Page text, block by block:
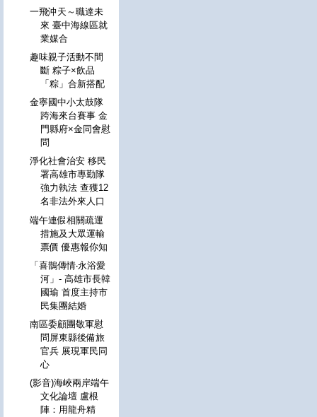
一飛沖天～職達未
來 臺中海線區就
業媒合
趣味親子活動不間
斷 粽子×飲品
「粽」合新搭配
金寧國中小太鼓隊
跨海來台賽事 金
門縣府×金同會慰
問
淨化社會治安 移民
署高雄市專勤隊
強力執法 查獲12
名非法外來人口
端午連假相關疏運
措施及大眾運輸
票價 優惠報你知
「喜鵲傳情‧永浴愛
河」- 高雄市長韓
國瑜 首度主持市
民集團結婚
南區委顧團敬軍慰
問屏東縣後備旅
官兵 展現軍民同
心
(影音)海峽兩岸端午
文化論壇 盧根
陣：用龍舟精